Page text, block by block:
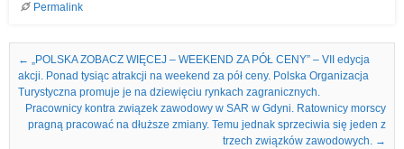
Permalink
Nawigacja we wpisach
← „POLSKA ZOBACZ WIĘCEJ – WEEKEND ZA PÓŁ CENY” – VII edycja
akcji. Ponad tysiąc atrakcji na weekend za pół ceny. Polska Organizacja
Turystyczna promuje je na dziewięciu rynkach zagranicznych.
Pracownicy kontra związek zawodowy w SAR w Gdyni. Ratownicy morscy
pragną pracować na dłuższe zmiany. Temu jednak sprzeciwia się jeden z
trzech związków zawodowych. →